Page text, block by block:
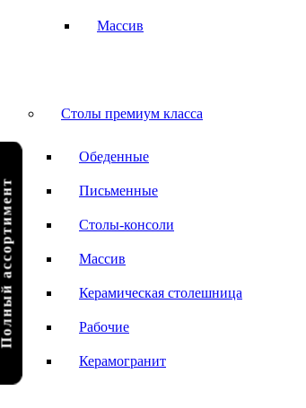
Массив
Столы премиум класса
Обеденные
Письменные
Столы-консоли
Массив
Керамическая столешница
Рабочие
Керамогранит